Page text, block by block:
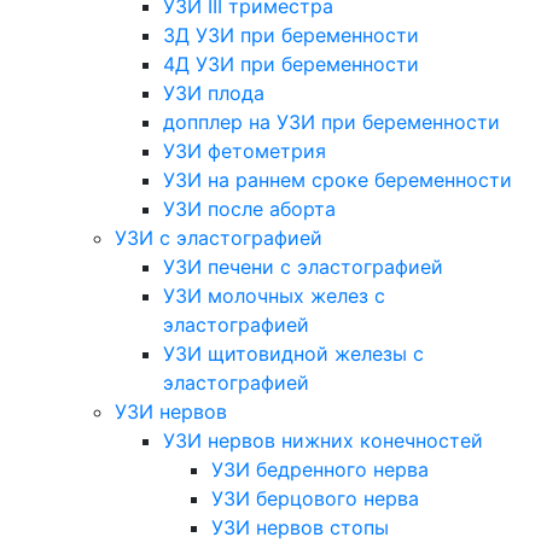
УЗИ III триместра
3Д УЗИ при беременности
4Д УЗИ при беременности
УЗИ плода
допплер на УЗИ при беременности
УЗИ фетометрия
УЗИ на раннем сроке беременности
УЗИ после аборта
УЗИ с эластографией
УЗИ печени с эластографией
УЗИ молочных желез с
эластографией
УЗИ щитовидной железы с
эластографией
УЗИ нервов
УЗИ нервов нижних конечностей
УЗИ бедренного нерва
УЗИ берцового нерва
УЗИ нервов стопы